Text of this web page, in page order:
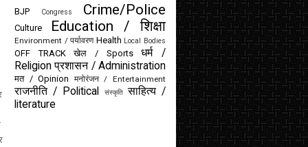
BJP Congress Crime/Police
Culture Education / शिक्षा
Environment / पर्यावरण Health Local Bodies
OFF TRACK खेल / Sports
धर्म /
Religion प्रशासन / Administration
मत / Opinion मनोरंजन / Entertainment
राजनीति / Political संस्कृति साहित्य /
literature